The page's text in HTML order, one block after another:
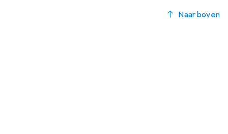
Naar boven